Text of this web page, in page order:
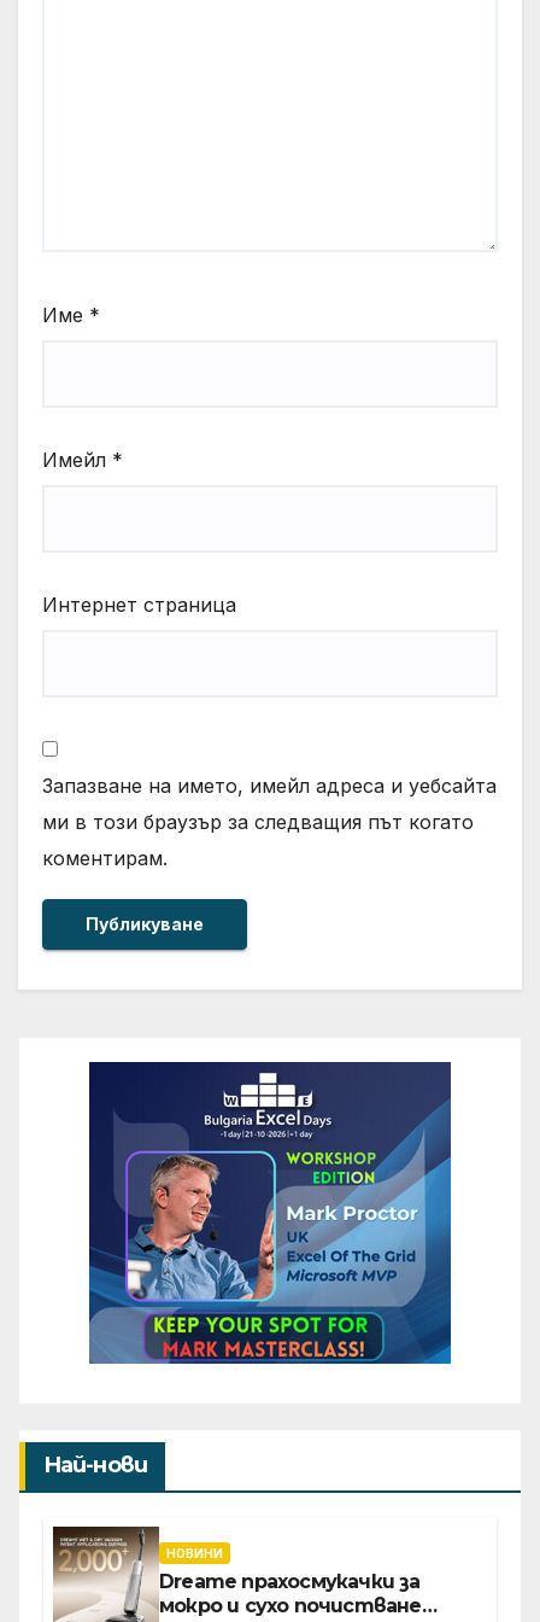
Име *
Имейл *
Интернет страница
Запазване на името, имейл адреса и уебсайта
ми в този браузър за следващия път когато
коментирам.
Най-нови
НОВИНИ
Dreame прахосмукачки за
мокро и сухо почистване